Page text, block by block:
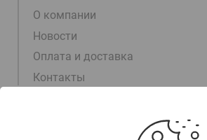
О компании
Новости
Оплата и доставка
Контакты